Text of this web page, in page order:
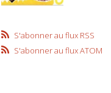
S'abonner au flux RSS
S'abonner au flux ATOM